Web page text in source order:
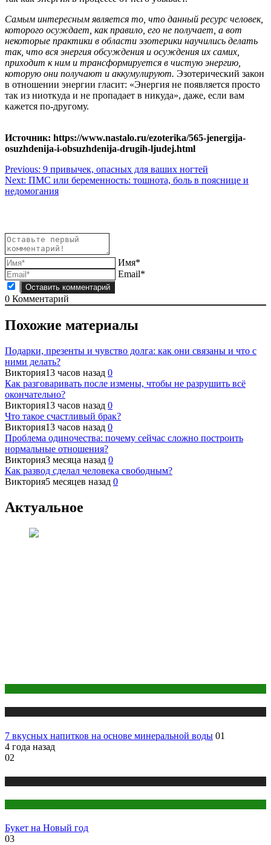
Самым интересным является то, что данный ресурс человек,
которого осуждает, как правило, его не получает, а вот
некоторые практики в области эзотерики научились делать
так, что вся энергия обсуждения и осуждения их самих,
приходит к ним и трансформируется в чистую энергию,
которую они получают и аккумулируют. Эзотерический закон
в отношении энергии гласит: «Энергия не появляется просто
так из ниоткуда и не пропадает в никуда», даже, если вам
кажется по-другому.
Источник: https://www.nastalo.ru/ezoterika/565-jenergija-
osuzhdenija-i-obsuzhdenija-drugih-ljudej.html
Навигация
по
Previous: 9 привычек, опасных для ваших ногтей
Next: ПМС или беременность: тошнота, боль в пояснице и
недомогания
Имя*
Email*
0 Комментарий
Похожие материалы
Подарки, презенты и чувство долга: как они связаны и что с
ними делать?
Виктория13 часов назад 0
Как разговаривать после измены, чтобы не разрушить всё
окончательно?
Виктория13 часов назад 0
Что такое счастливый брак?
Виктория13 часов назад 0
Проблема одиночества: почему сейчас сложно построить
нормальные отношения?
Виктория3 месяца назад 0
Как развод сделал человека свободным?
Виктория5 месяцев назад 0
Актуальное
7 вкусных напитков на основе минеральной воды 01
4 года назад
02
Букет на Новый год
03